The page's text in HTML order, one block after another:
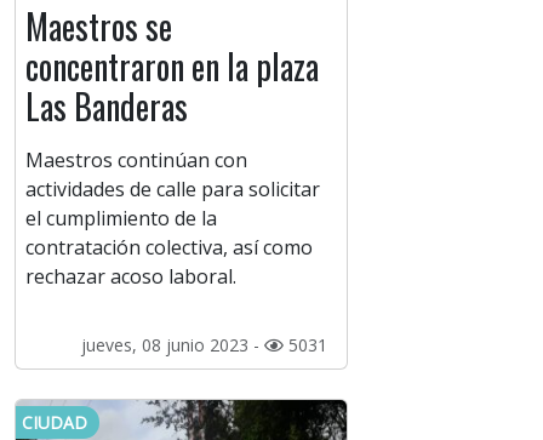
Maestros se
concentraron en la plaza
Las Banderas
Maestros continúan con
actividades de calle para solicitar
el cumplimiento de la
contratación colectiva, así como
rechazar acoso laboral.
jueves, 08 junio 2023 - 5031
CIUDAD